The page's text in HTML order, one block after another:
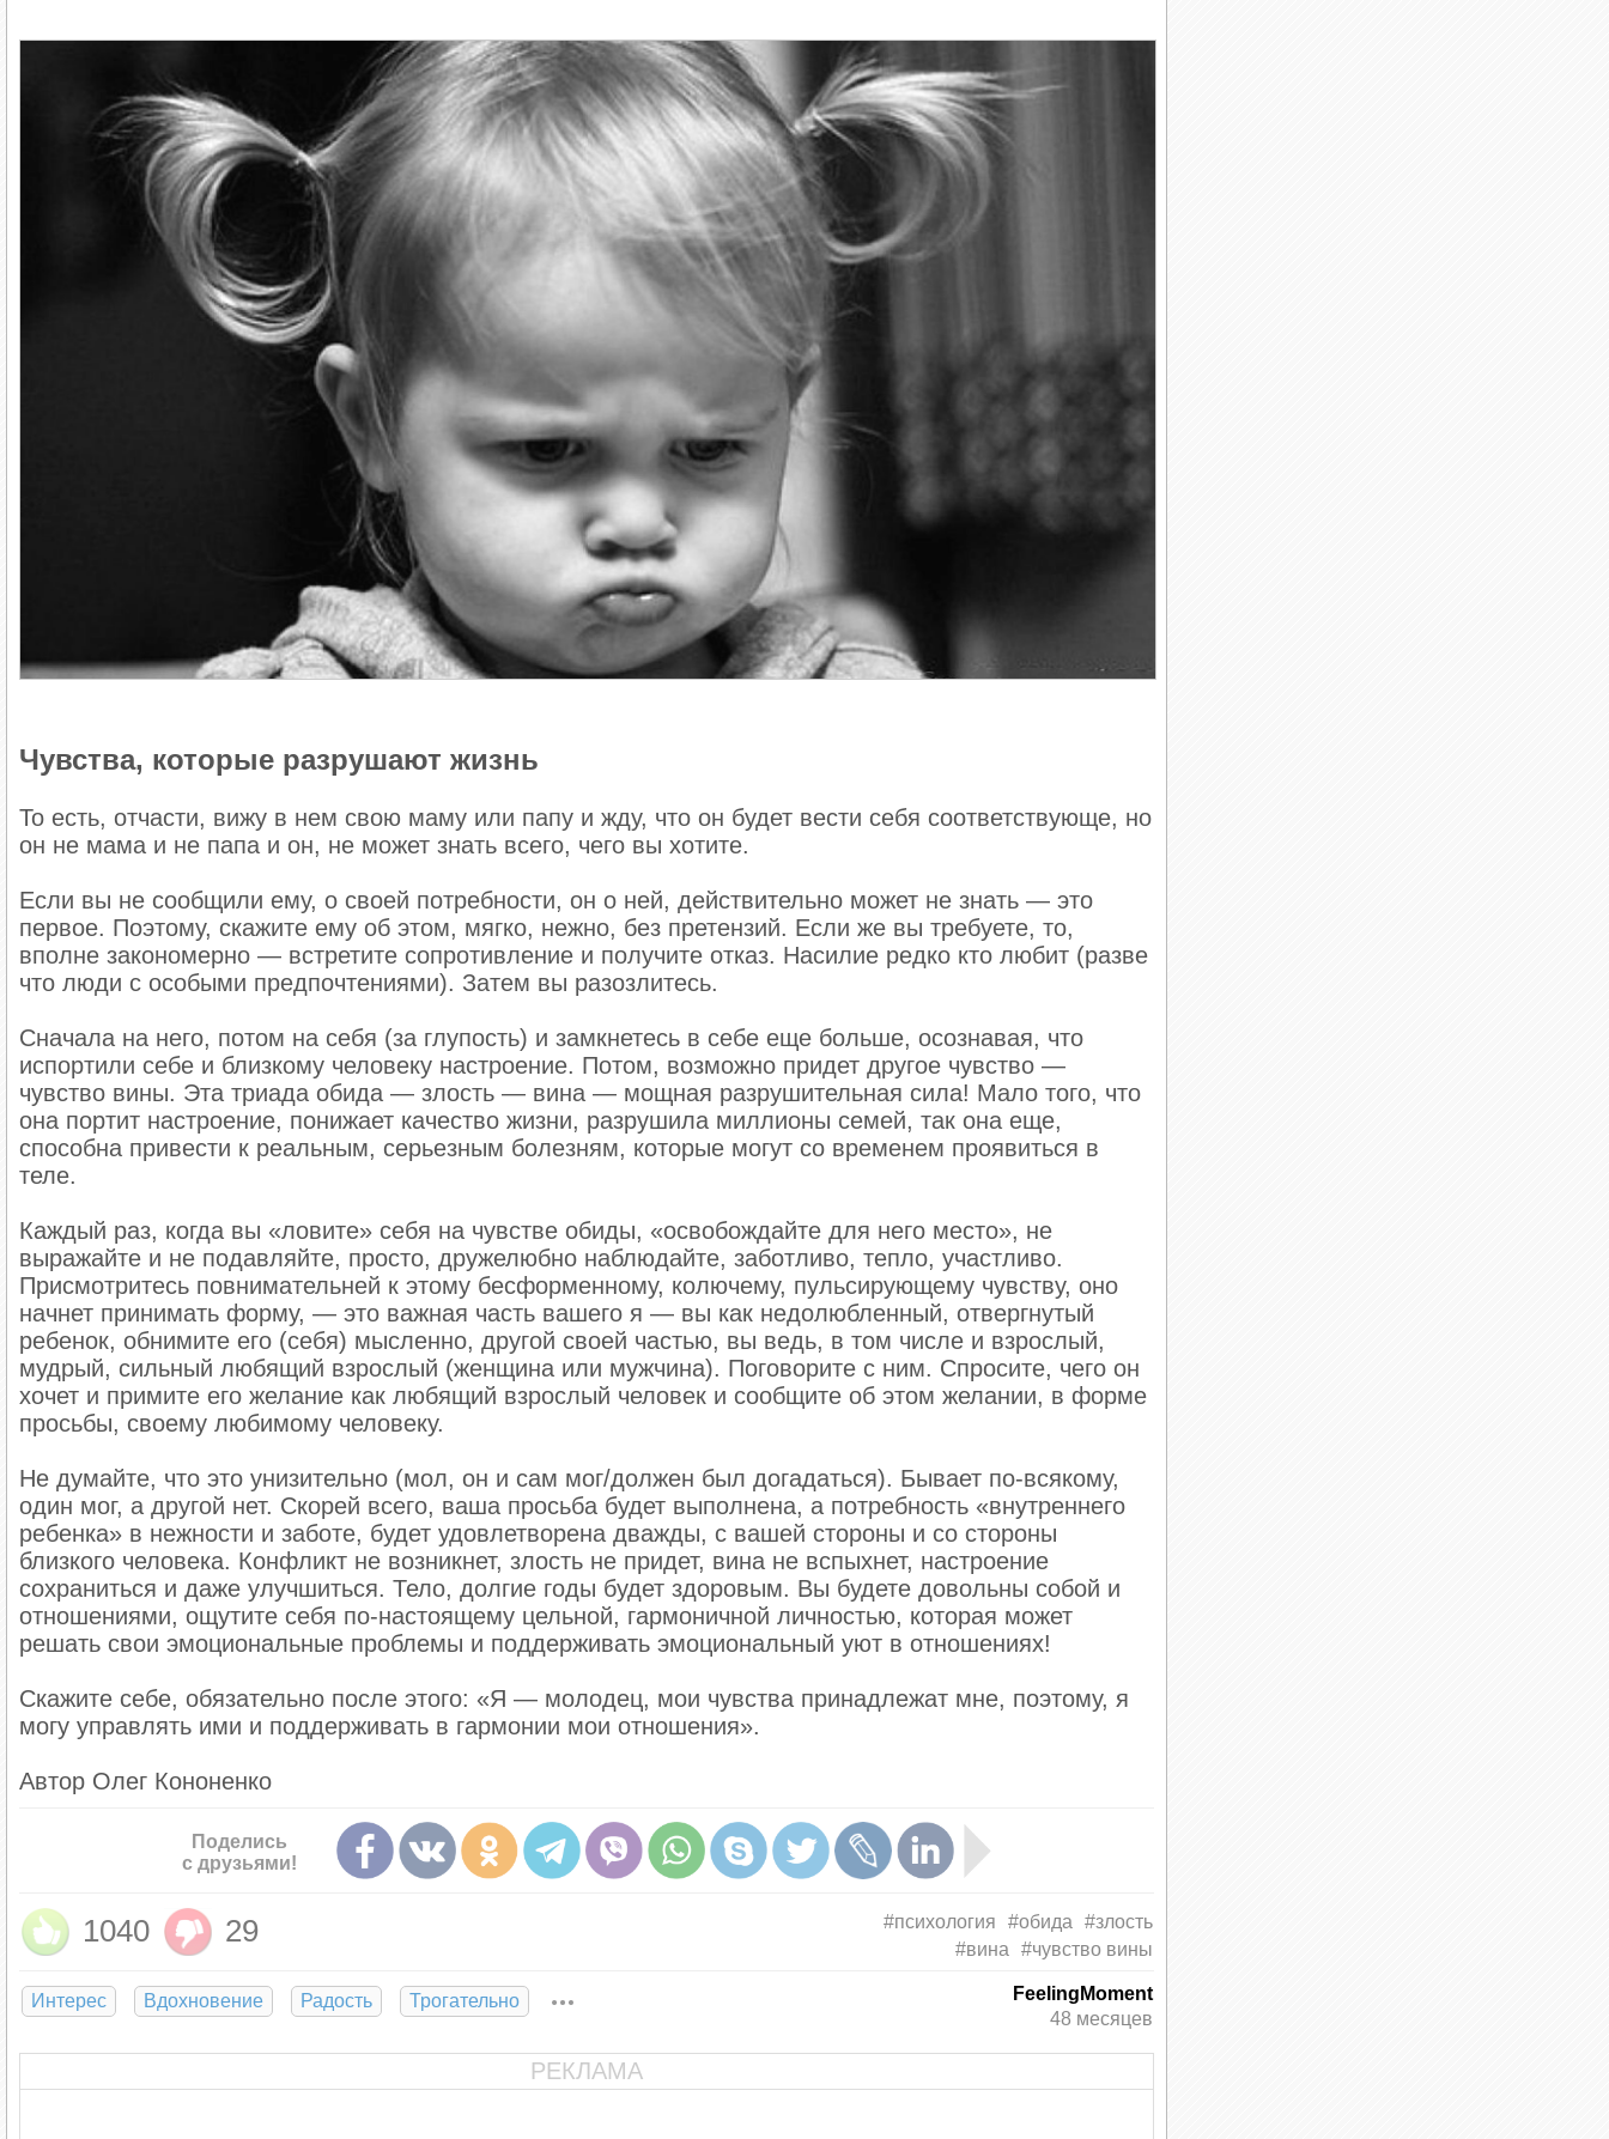
Чувства, которые разрушают жизнь
То есть, отчасти, вижу в нем свою маму или папу и жду, что он будет вести себя соответствующе, но
он не мама и не папа и он, не может знать всего, чего вы хотите.
Если вы не сообщили ему, о своей потребности, он о ней, действительно может не знать — это
первое. Поэтому, скажите ему об этом, мягко, нежно, без претензий. Если же вы требуете, то,
вполне закономерно — встретите сопротивление и получите отказ. Насилие редко кто любит (разве
что люди с особыми предпочтениями). Затем вы разозлитесь.
Сначала на него, потом на себя (за глупость) и замкнетесь в себе еще больше, осознавая, что
испортили себе и близкому человеку настроение. Потом, возможно придет другое чувство —
чувство вины. Эта триада обида — злость — вина — мощная разрушительная сила! Мало того, что
она портит настроение, понижает качество жизни, разрушила миллионы семей, так она еще,
способна привести к реальным, серьезным болезням, которые могут со временем проявиться в
теле.
Каждый раз, когда вы «ловите» себя на чувстве обиды, «освобождайте для него место», не
выражайте и не подавляйте, просто, дружелюбно наблюдайте, заботливо, тепло, участливо.
Присмотритесь повнимательней к этому бесформенному, колючему, пульсирующему чувству, оно
начнет принимать форму, — это важная часть вашего я — вы как недолюбленный, отвергнутый
ребенок, обнимите его (себя) мысленно, другой своей частью, вы ведь, в том числе и взрослый,
мудрый, сильный любящий взрослый (женщина или мужчина). Поговорите с ним. Спросите, чего он
хочет и примите его желание как любящий взрослый человек и сообщите об этом желании, в форме
просьбы, своему любимому человеку.
Не думайте, что это унизительно (мол, он и сам мог/должен был догадаться). Бывает по-всякому,
один мог, а другой нет. Скорей всего, ваша просьба будет выполнена, а потребность «внутреннего
ребенка» в нежности и заботе, будет удовлетворена дважды, с вашей стороны и со стороны
близкого человека. Конфликт не возникнет, злость не придет, вина не вспыхнет, настроение
сохраниться и даже улучшиться. Тело, долгие годы будет здоровым. Вы будете довольны собой и
отношениями, ощутите себя по-настоящему цельной, гармоничной личностью, которая может
решать свои эмоциональные проблемы и поддерживать эмоциональный уют в отношениях!
Скажите себе, обязательно после этого: «Я — молодец, мои чувства принадлежат мне, поэтому, я
могу управлять ими и поддерживать в гармонии мои отношения».
Автор Олег Кононенко
Поделись
с друзьями!
1040 29 #психология #обида
#злость
#вина
#чувство вины
Интерес Вдохновение Радость Трогательно
FeelingMoment
48 месяцев
РЕКЛАМА